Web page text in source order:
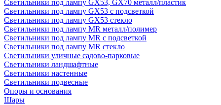
Светильники под лампу GX53, GX70 металл/пластик
Светильники под лампу GX53 с подсветкой
Светильники под лампу GX53 стекло
Светильники под лампу MR металл/полимер
Светильники под лампу MR с подсветкой
Светильники под лампу MR стекло
Светильники уличные садово-парковые
Светильники ландшафтные
Светильники настенные
Светильники подвесные
Опоры и основания
Шары